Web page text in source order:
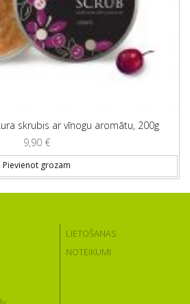
skrubis ar vīnogu aromātu, 200g
9,90 €
Pievienot grozam
LIETOŠANAS
NOTEIKUMI